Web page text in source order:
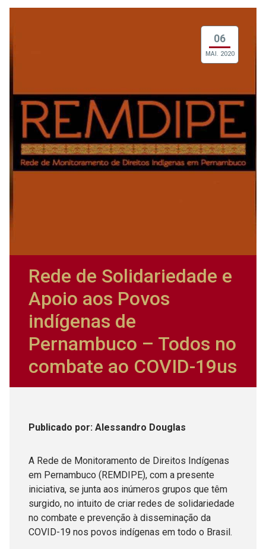
06
MAI. 2020
Rede de Solidariedade e
Apoio aos Povos
indígenas de
Pernambuco – Todos no
combate ao COVID-19us
Publicado por: Alessandro Douglas
A Rede de Monitoramento de Direitos Indígenas
em Pernambuco (REMDIPE), com a presente
iniciativa, se junta aos inúmeros grupos que têm
surgido, no intuito de criar redes de solidariedade
no combate e prevenção à disseminação da
COVID-19 nos povos indígenas em todo o Brasil.